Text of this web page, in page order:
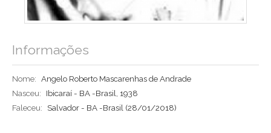
Informações
Nome: Angelo Roberto Mascarenhas de Andrade
Nasceu:
Ibicaraí - BA -Brasil, 1938
Faleceu:
Salvador - BA -Brasil (28/01/2018)